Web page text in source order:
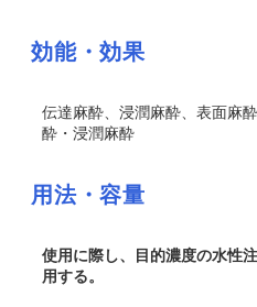
効能・効果
伝達麻酔、浸潤麻酔、表面麻
酔・浸潤麻酔
用法・容量
使用に際し、目的濃度の水性
用する。